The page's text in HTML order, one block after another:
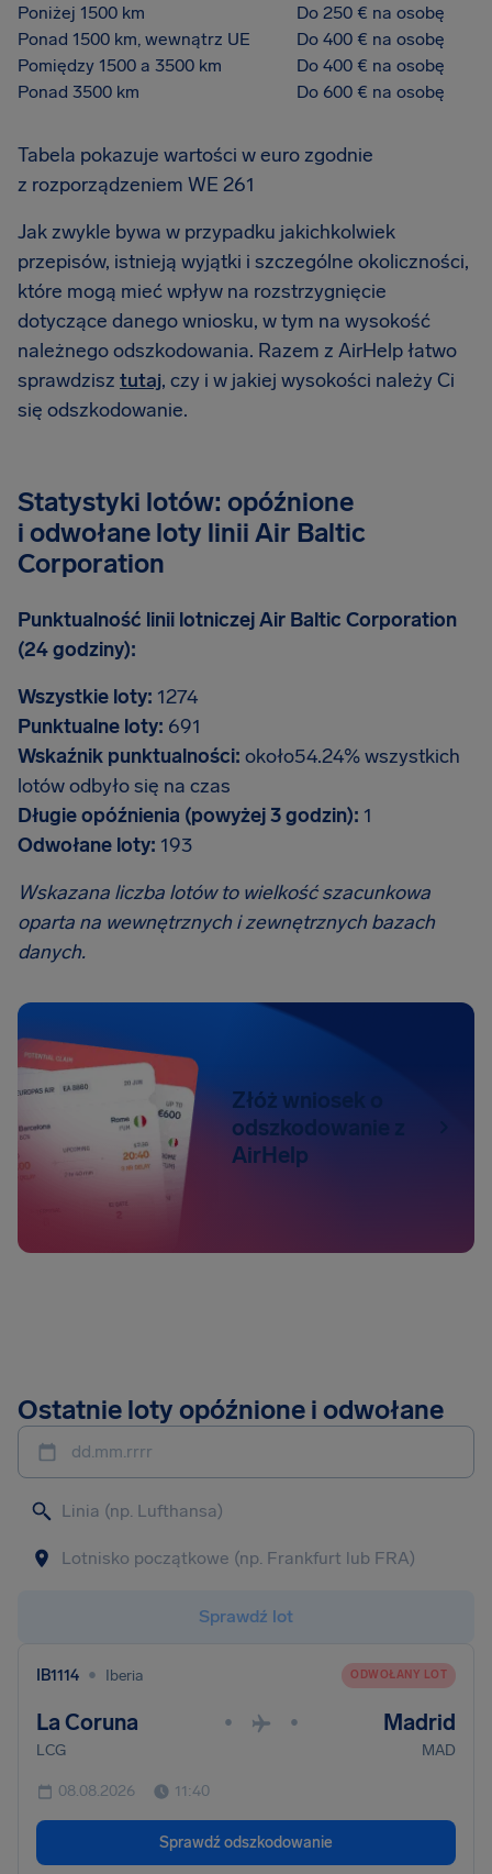
Poniżej 1500 km
Do 250 € na osobę
Ponad 1500 km, wewnątrz UE
Do 400 € na osobę
Pomiędzy 1500 a 3500 km
Do 400 € na osobę
Ponad 3500 km
Do 600 € na osobę
Tabela pokazuje wartości w euro zgodnie
z rozporządzeniem WE 261
Jak zwykle bywa w przypadku jakichkolwiek
przepisów, istnieją wyjątki i szczególne okoliczności,
które mogą mieć wpływ na rozstrzygnięcie
dotyczące danego wniosku, w tym na wysokość
należnego odszkodowania. Razem z AirHelp łatwo
sprawdzisz tutaj, czy i w jakiej wysokości należy Ci
się odszkodowanie.
Statystyki lotów: opóźnione
i odwołane loty linii Air Baltic
Corporation
Punktualność linii lotniczej Air Baltic Corporation
(24 godziny):
Wszystkie loty: 1274
Punktualne loty: 691
Wskaźnik punktualności: około54.24% wszystkich
lotów odbyło się na czas
Długie opóźnienia (powyżej 3 godzin): 1
Odwołane loty: 193
Wskazana liczba lotów to wielkość szacunkowa
oparta na wewnętrznych i zewnętrznych bazach
danych.
Złóż wniosek o
odszkodowanie z
AirHelp
Ostatnie loty opóźnione i odwołane
dd.mm.rrrr
Sprawdź lot
IB1114 • Iberia ODWOŁANY LOT
La Coruna • • Madrid
LCG MAD
08.08.2026 11:40
Sprawdź odszkodowanie